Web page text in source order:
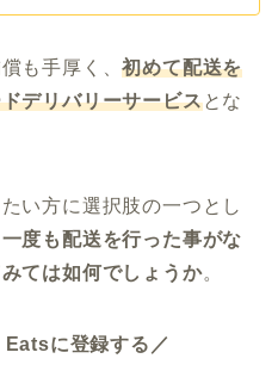
も手厚く、初めて配送を
デリバリーサービスとな
い方に選択肢の一つとし
一度も配送を行った事がな
ては如何でしょうか。
に登録する／